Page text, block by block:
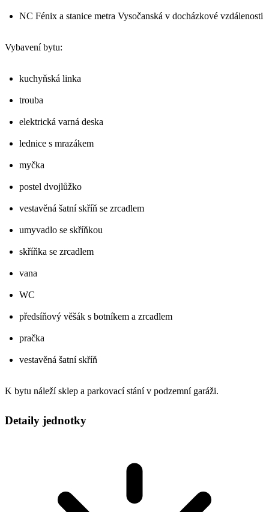
NC Fénix a stanice metra Vysočanská v docházkové vzdálenosti
Vybavení bytu:
kuchyňská linka
trouba
elektrická varná deska
lednice s mrazákem
myčka
postel dvojlůžko
vestavěná šatní skříň se zrcadlem
umyvadlo se skříňkou
skříňka se zrcadlem
vana
WC
předsíňový věšák s botníkem a zrcadlem
pračka
vestavěná šatní skříň
K bytu náleží sklep a parkovací stání v podzemní garáži.
Detaily jednotky